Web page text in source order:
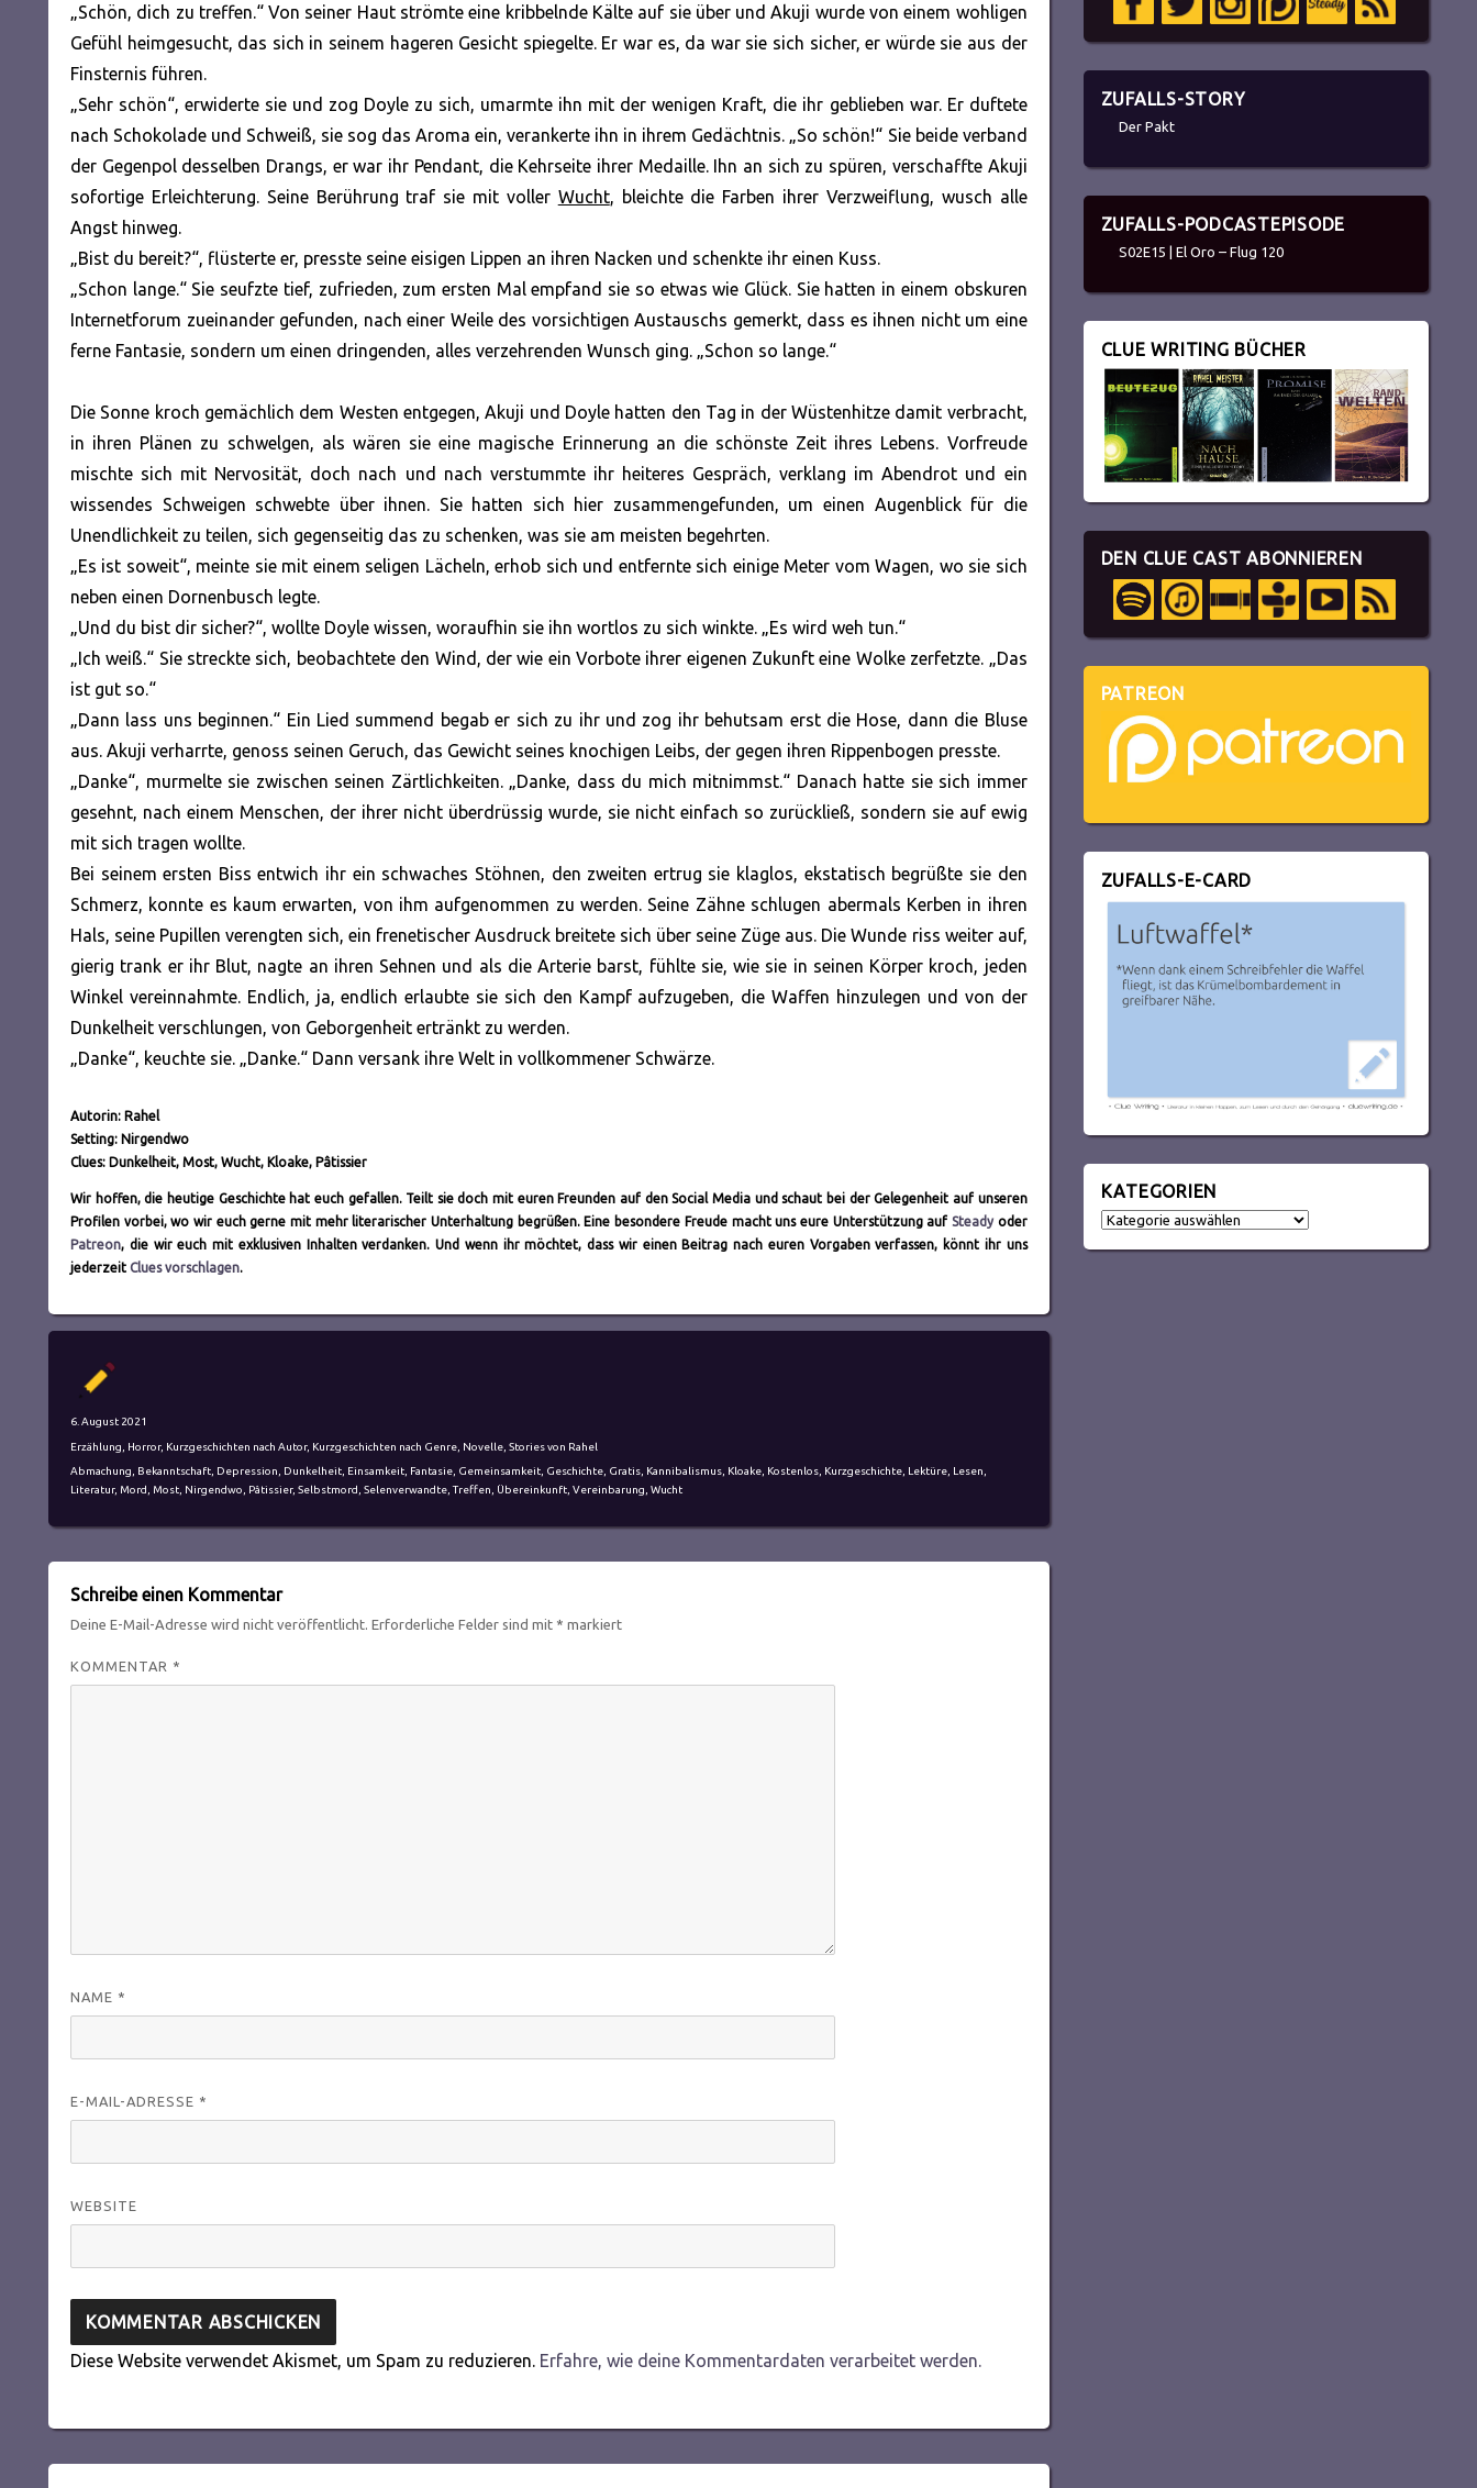
„Schön, dich zu treffen.“ Von seiner Haut strömte eine kribbelnde Kälte auf sie über und Akuji wurde von einem wohligen
Gefühl heimgesucht, das sich in seinem hageren Gesicht spiegelte. Er war es, da war sie sich sicher, er würde sie aus der
Finsternis führen.
„Sehr schön“, erwiderte sie und zog Doyle zu sich, umarmte ihn mit der wenigen Kraft, die ihr geblieben war. Er duftete
nach Schokolade und Schweiß, sie sog das Aroma ein, verankerte ihn in ihrem Gedächtnis. „So schön!“ Sie beide verband
der Gegenpol desselben Drangs, er war ihr Pendant, die Kehrseite ihrer Medaille. Ihn an sich zu spüren, verschaffte Akuji
sofortige Erleichterung. Seine Berührung traf sie mit voller Wucht, bleichte die Farben ihrer Verzweiflung, wusch alle
Angst hinweg.
„Bist du bereit?“, flüsterte er, presste seine eisigen Lippen an ihren Nacken und schenkte ihr einen Kuss.
„Schon lange.“ Sie seufzte tief, zufrieden, zum ersten Mal empfand sie so etwas wie Glück. Sie hatten in einem obskuren
Internetforum zueinander gefunden, nach einer Weile des vorsichtigen Austauschs gemerkt, dass es ihnen nicht um eine
ferne Fantasie, sondern um einen dringenden, alles verzehrenden Wunsch ging. „Schon so lange.“
Die Sonne kroch gemächlich dem Westen entgegen, Akuji und Doyle hatten den Tag in der Wüstenhitze damit verbracht,
in ihren Plänen zu schwelgen, als wären sie eine magische Erinnerung an die schönste Zeit ihres Lebens. Vorfreude
mischte sich mit Nervosität, doch nach und nach verstummte ihr heiteres Gespräch, verklang im Abendrot und ein
wissendes Schweigen schwebte über ihnen. Sie hatten sich hier zusammengefunden, um einen Augenblick für die
Unendlichkeit zu teilen, sich gegenseitig das zu schenken, was sie am meisten begehrten.
„Es ist soweit“, meinte sie mit einem seligen Lächeln, erhob sich und entfernte sich einige Meter vom Wagen, wo sie sich
neben einen Dornenbusch legte.
„Und du bist dir sicher?“, wollte Doyle wissen, woraufhin sie ihn wortlos zu sich winkte. „Es wird weh tun.“
„Ich weiß.“ Sie streckte sich, beobachtete den Wind, der wie ein Vorbote ihrer eigenen Zukunft eine Wolke zerfetzte. „Das
ist gut so.“
„Dann lass uns beginnen.“ Ein Lied summend begab er sich zu ihr und zog ihr behutsam erst die Hose, dann die Bluse
aus. Akuji verharrte, genoss seinen Geruch, das Gewicht seines knochigen Leibs, der gegen ihren Rippenbogen presste.
„Danke“, murmelte sie zwischen seinen Zärtlichkeiten. „Danke, dass du mich mitnimmst.“ Danach hatte sie sich immer
gesehnt, nach einem Menschen, der ihrer nicht überdrüssig wurde, sie nicht einfach so zurückließ, sondern sie auf ewig
mit sich tragen wollte.
Bei seinem ersten Biss entwich ihr ein schwaches Stöhnen, den zweiten ertrug sie klaglos, ekstatisch begrüßte sie den
Schmerz, konnte es kaum erwarten, von ihm aufgenommen zu werden. Seine Zähne schlugen abermals Kerben in ihren
Hals, seine Pupillen verengten sich, ein frenetischer Ausdruck breitete sich über seine Züge aus. Die Wunde riss weiter auf,
gierig trank er ihr Blut, nagte an ihren Sehnen und als die Arterie barst, fühlte sie, wie sie in seinen Körper kroch, jeden
Winkel vereinnahmte. Endlich, ja, endlich erlaubte sie sich den Kampf aufzugeben, die Waffen hinzulegen und von der
Dunkelheit verschlungen, von Geborgenheit ertränkt zu werden.
„Danke“, keuchte sie. „Danke.“ Dann versank ihre Welt in vollkommener Schwärze.
Autorin: Rahel
Setting: Nirgendwo
Clues: Dunkelheit, Most, Wucht, Kloake, Pâtissier
Wir hoffen, die heutige Geschichte hat euch gefallen. Teilt sie doch mit euren Freunden auf den Social Media und schaut bei der Gelegenheit auf unseren
Profilen vorbei, wo wir euch gerne mit mehr literarischer Unterhaltung begrüßen. Eine besondere Freude macht uns eure Unterstützung auf Steadyoder
Patreon, die wir euch mit exklusiven Inhalten verdanken. Und wenn ihr möchtet, dass wir einen Beitrag nach euren Vorgaben verfassen, könnt ihr uns
jederzeit Clues vorschlagen.
Veröffentlicht
6. August 2021
Kategorien
Erzählung Horror, Kurzgeschichten nach Autor, Kurzgeschichten nach Genre Novelle Stories von Rahel
Schlagwörter
Abmachung Bekanntschaft Depression Dunkelheit Einsamkeit Fantasie Gemeinsamkeit Geschichte Gratis Kannibalismus Kloake Kostenlos Kurzgeschichte Lektüre Lesen
Literatur, Mord Most Nirgendwo Pâtissier, Selbstmord Selenverwandte ,Treffen Übereinkunft Vereinbarung Wucht
Schreibe einen Kommentar
Deine E-Mail-Adresse wird nicht veröffentlicht. Erforderliche Felder sind mit * markiert
KOMMENTAR *
NAME *
E-MAIL-ADRESSE *
WEBSITE
Diese Website verwendet Akismet, um Spam zu reduzieren. Erfahre, wie deine Kommentardaten verarbeitet werden.
ZUFALLS-STORY
Der Pakt
ZUFALLS-PODCASTEPISODE
S02E15 | El Oro – Flug 120
CLUE WRITING BÜCHER
DEN CLUE CAST ABONNIEREN
PATREON
ZUFALLS-E-CARD
KATEGORIEN
Kategorien